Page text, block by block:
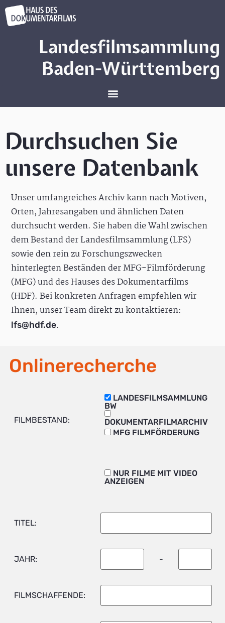
Landesfilmsammlung
Baden-Württemberg
Durchsuchen Sie
unsere Datenbank
Unser umfangreiches Archiv kann nach Motiven,
Orten, Jahresangaben und ähnlichen Daten
durchsucht werden. Sie haben die Wahl zwischen
dem Bestand der Landesfilmsammlung (LFS)
sowie den rein zu Forschungszwecken
hinterlegten Beständen der MFG-Filmförderung
(MFG) und des Hauses des Dokumentarfilms
(HDF). Bei konkreten Anfragen empfehlen wir
Ihnen, unser Team direkt zu kontaktieren:
lfs@hdf.de.
Onlinerecherche
FILMBESTAND:
LANDESFILMSAMMLUNG
BW
DOKUMENTARFILMARCHIV
MFG FILMFÖRDERUNG
NUR FILME MIT VIDEO
ANZEIGEN
TITEL:
JAHR: -
FILMSCHAFFENDE: